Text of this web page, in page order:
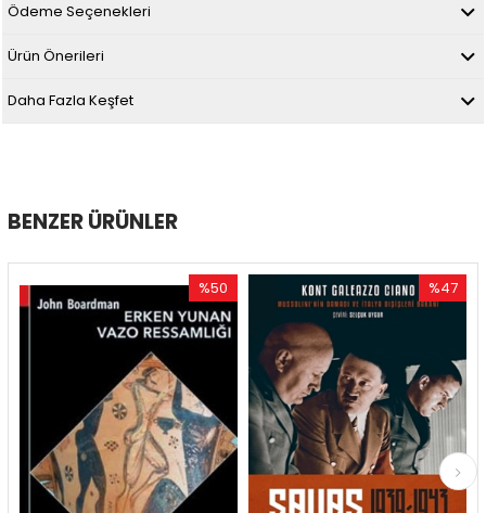
Ödeme Seçenekleri
Ürün Önerileri
Daha Fazla Keşfet
BENZER ÜRÜNLER
%50
İndirim
%50İndirim
%47
İndirim
%47İndirim